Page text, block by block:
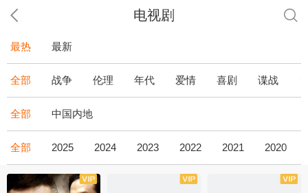
电视剧
最热 最新
全部 战争 伦理 年代 爱情 喜剧 谍战
全部 中国内地
全部 2025 2024 2023 2022 2021 2020
全43集